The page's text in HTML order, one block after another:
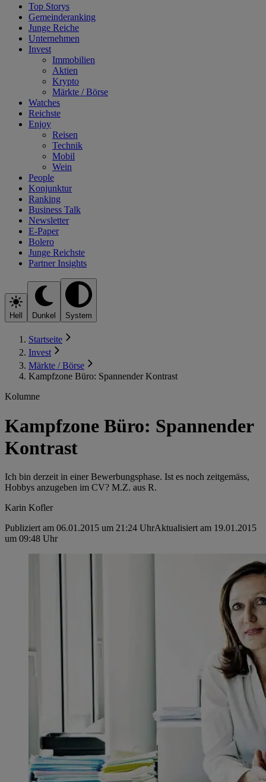
Top Storys
Gemeinderanking
Junge Reiche
Unternehmen
Invest
Immobilien
Aktien
Krypto
Märkte / Börse
Watches
Reichste
Enjoy
Reisen
Technik
Mobil
Wein
People
Konjunktur
Ranking
Business Talk
Newsletter
E-Paper
Bolero
Junge Reichste
Partner Insights
Hell Dunkel System
Startseite
Invest
Märkte / Börse
Kampfzone Büro: Spannender Kontrast
Kolumne
Kampfzone Büro: Spannender
Kontrast
Ich bin derzeit in einer Bewerbungsphase. Ist es noch zeitgemäss,
Hobbys anzugeben im CV? M.Z. aus R.
Karin Kofler
Publiziert am 06.01.2015 um 21:24 UhrAktualisiert am 19.01.2015
um 09:48 Uhr